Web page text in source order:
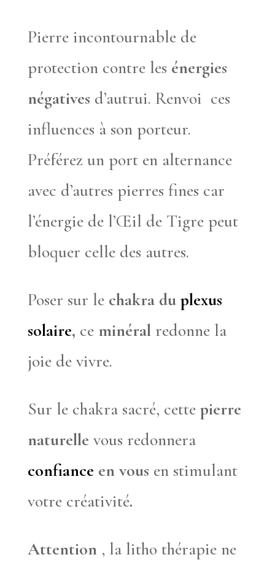
Pierre incontournable de
protection contre les énergies
négatives d’autrui. Renvoi ces
influences à son porteur.
Préférez un port en alternance
avec d’autres pierres fines car
l’énergie de l’Œil de Tigre peut
bloquer celle des autres.
Poser sur le chakra duplexus
solaire, ce minéralredonne la
joie de vivre.
Sur le chakra sacré, cette pierre
naturelle vous redonnera
confiance en vous en stimulant
votre créativité.
Attention, la litho thérapie ne